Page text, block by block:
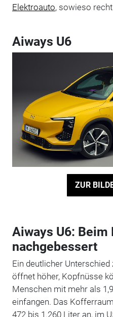
Elektroauto, sowieso
Aiways U6
ZUR
Aiways U6: Beim
nachgebessert
Ein deutlicher Unterschied
öffnet höher, Kopfnüsse
Menschen mit mehr als
einfangen. Das
472 bis 1.260 Liter an, im